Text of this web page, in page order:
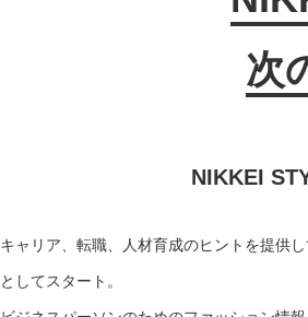
次
NIKKEI
キャリア、転職、人材育成のヒントを提供
としてスタート。